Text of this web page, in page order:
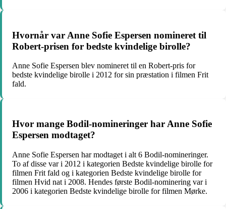
Hvornår var Anne Sofie Espersen nomineret til
Robert-prisen for bedste kvindelige birolle?
Anne Sofie Espersen blev nomineret til en Robert-pris for
bedste kvindelige birolle i 2012 for sin præstation i filmen Frit
fald.
Hvor mange Bodil-nomineringer har Anne Sofie
Espersen modtaget?
Anne Sofie Espersen har modtaget i alt 6 Bodil-nomineringer.
To af disse var i 2012 i kategorien Bedste kvindelige birolle for
filmen Frit fald og i kategorien Bedste kvindelige birolle for
filmen Hvid nat i 2008. Hendes første Bodil-nominering var i
2006 i kategorien Bedste kvindelige birolle for filmen Mørke.